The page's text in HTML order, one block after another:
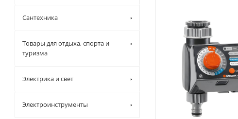
Сантехника
Товары для отдыха, спорта и
туризма
Электрика и свет
Электроинструменты